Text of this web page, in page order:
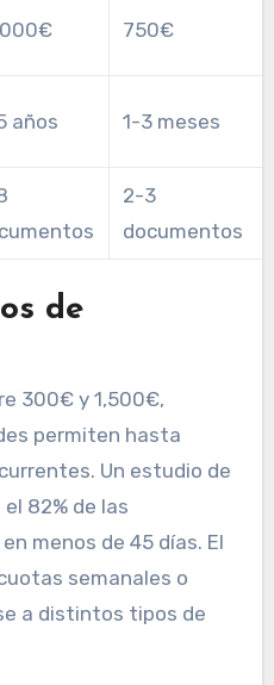
750€
años 1-3 meses
2-3
documentos
de
300€ y 1,500€,
permiten hasta
Un estudio de
82% de las
menos de 45 días. El
semanales o
a distintos tipos de